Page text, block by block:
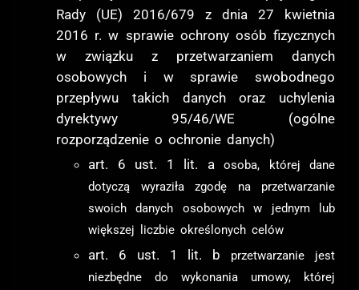
Rady (UE) 2016/679 z dnia 27 kwietnia
2016 r. w sprawie ochrony osób fizycznych
w związku z przetwarzaniem danych
osobowych i w sprawie swobodnego
przepływu takich danych oraz uchylenia
dyrektywy 95/46/WE (ogólne
rozporządzenie o ochronie danych)
art. 6 ust. 1 lit. a osoba, której dane
dotyczą wyraziła zgodę na przetwarzanie
swoich danych osobowych w jednym lub
większej liczbie określonych celów
art. 6 ust. 1 lit. b
przetwarzanie jest
niezbędne do wykonania umowy, której